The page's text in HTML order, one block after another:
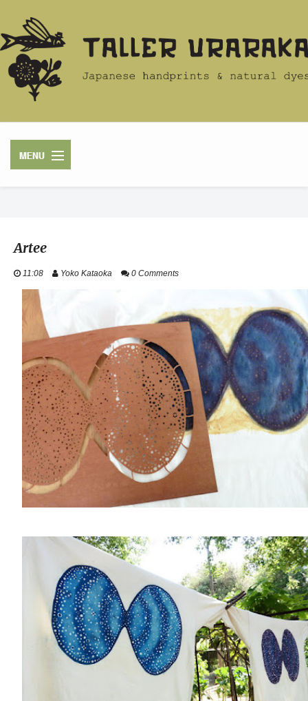
ACERCA
TALLERES
CUIDADOS
CALENDARIO
CONTACTO
SUSCRÍBETE
Artee
11:08 Yoko Kataoka 0 Comments